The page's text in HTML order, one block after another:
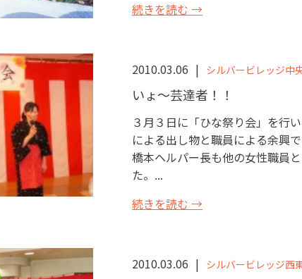
続きを読む →
2010.03.06 シルバービレッジ中
いょ～芸達者！！
３月３日に「ひな祭り会」を行
による出し物と職員による余興
橋本ヘルパー長も他の女性職員
た。...
続きを読む →
2010.03.06 シルバービレッジ西